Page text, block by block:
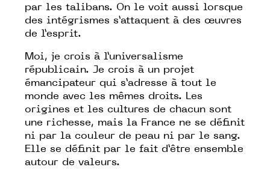
par les talibans. On le voit aussi lorsque
des intégrismes s’attaquent à des œuvres
de l’esprit.
Moi, je crois à l’universalisme
républicain. Je crois à un projet
émancipateur qui s’adresse à tout le
monde avec les mêmes droits. Les
origines et les cultures de chacun sont
une richesse, mais la France ne se définit
ni par la couleur de peau ni par le sang.
Elle se définit par le fait d’être ensemble
autour de valeurs.